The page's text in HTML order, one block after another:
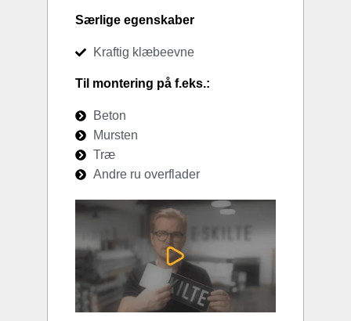
Særlige egenskaber
Kraftig klæbeevne
Til montering på f.eks.:
Beton
Mursten
Træ
Andre ru overflader